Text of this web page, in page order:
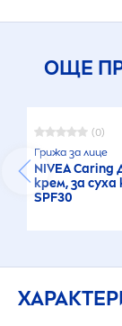
ОЩЕ
(0)
Грижа за лице
NIVEACaring
крем, за суха
SPF30